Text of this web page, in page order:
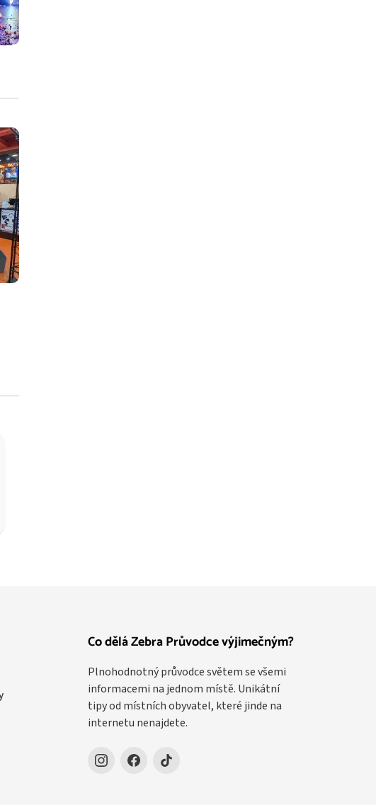
Co dělá Zebra Průvodce výjimečným?
Plnohodnotný průvodce světem se všemi
informacemi na jednom místě. Unikátní
tipy od místních obyvatel, které jinde na
internetu nenajdete.